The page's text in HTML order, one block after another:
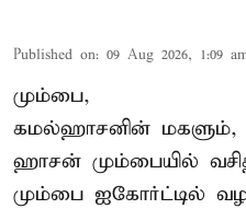
Published on: 09 Aug 2026, 1:09
மும்பை,
கமல்ஹாசனின் மகளும்,
ஹாசன் மும்பையில்
மும்பை ஐகோர்ட்டில்